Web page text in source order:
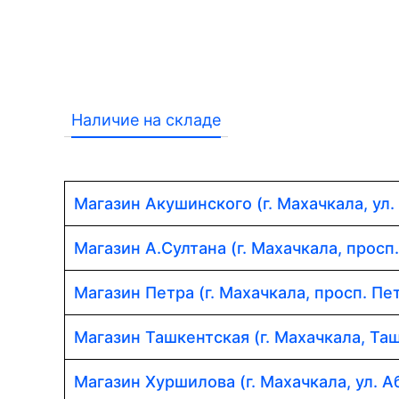
Наличие на складе
Магазин Акушинского (г. Махачкала,
Магазин А.Султана (г. Махачкала,
Магазин Петра (г. Махачкала, просп.
Магазин Ташкентская (г. Махачкала,
Магазин Хуршилова (г. Махачкала, ул.